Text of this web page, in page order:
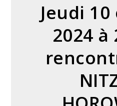
Jeudi
2024 à